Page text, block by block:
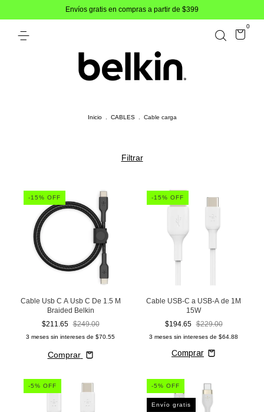
Envíos gratis en compras a partir de $399
0
Inicio CABLES Cable carga
Filtrar
-15% OFF
Cable Usb C A Usb C De 1.5 M
Braided Belkin
$211.65 $249.00
3 meses sin intereses de $70.55
Comprar
-15% OFF
Cable USB-C a USB-A de 1M
15W
$194.65 $229.00
3 meses sin intereses de $64.88
-5% OFF -5% OFF
Envío gratis